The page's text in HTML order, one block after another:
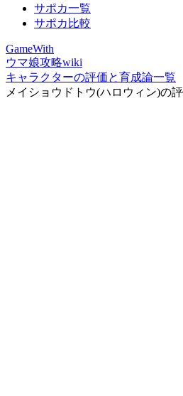
サポカ一覧
サポカ比較
GameWith
ウマ娘攻略wiki
キャラクターの評価と育成論一覧
メイショウドトウ(ハロウィン)の